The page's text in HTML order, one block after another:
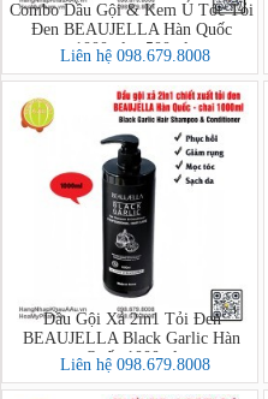
Combo Dầu Gội & Kem Ủ Tóc Tỏi
Đen BEAUJELLA Hàn Quốc
1000ml + 500ml
Liên hệ 098.679.8008
Dầu Gội Xả 2in1 Tỏi Đen
BEAUJELLA Black Garlic Hàn
Quốc 1000ml
Liên hệ 098.679.8008